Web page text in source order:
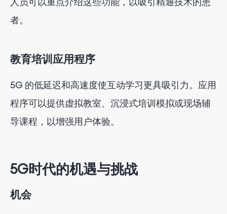
者。
教育培训应用程序
5G 的低延迟和高速度使互动学习更具吸引力。应用
程序可以提供虚拟教室、沉浸式培训模拟或现场辅
导课程，以增强用户体验。
5G时代的机遇与挑战
机会